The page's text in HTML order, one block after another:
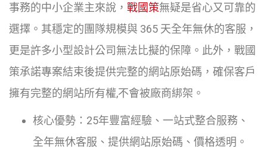
事務的中小企業主來說， 戰國策無疑是省心又可靠的
選擇。其穩定的團隊規模與 365 天全年無休的客服，
更是許多小型設計公司無法比擬的保障。此外，戰國
策承諾專案結束後提供完整的網站原始碼，確保客戶
擁有完整的網站所有權,不會被廠商綁架。
核心優勢：25年豐富經驗、一站式整合服務、
全年無休客服、提供網站原始碼、價格透明。